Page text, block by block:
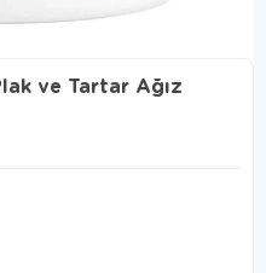
ve Tartar Ağız